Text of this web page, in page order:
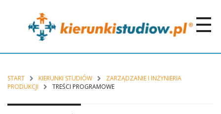
START KIERUNKI STUDIÓW
ZARZĄDZANIE I INŻYNIERIA
PRODUKCJI
TREŚCI PROGRAMOWE